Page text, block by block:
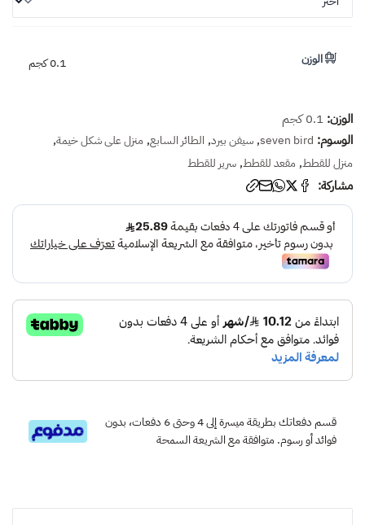
الوزن 0.1 كجم
الوزن: 0.1 كجم
الوسوم: seven bird
, سيفن بيرد, الطائر السابع, منزل على شكل خيمة,
منزل للقطط, مقعد للقطط, سرير للقطط
مشاركة:
قسم دفعاتك بطريقة ميسرة إلى 4 وحتى 6 دفعات، بدون
فوائد أو رسوم. متوافقة مع الشريعة السمحة